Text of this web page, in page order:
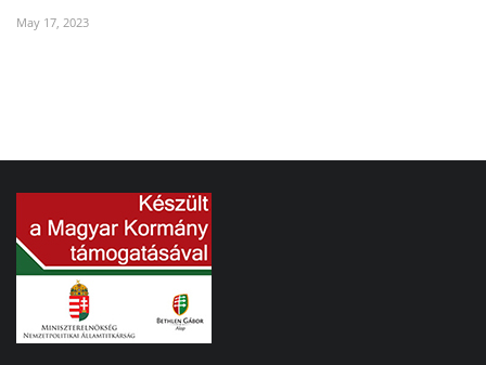
May 17, 2023